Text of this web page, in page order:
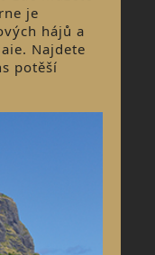
je
hájů a
Najdete
potěší